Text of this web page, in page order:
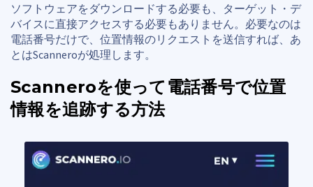
ソフトウェアをダウンロードする必要も、ターゲット・デ
バイスに直接アクセスする必要もありません。必要なのは
電話番号だけで、位置情報のリクエストを送信すれば、あ
とはScanneroが処理します。
Scanneroを使って電話番号で位置
情報を追跡する方法